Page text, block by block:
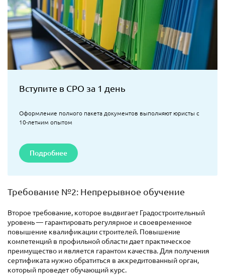
Вступите в СРО за 1 день
Оформление полного пакета документов выполняют юристы с
10-летним опытом
Подробнее
Требование №2: Непрерывное обучение
Второе требование, которое выдвигает Градостроительный
уровень — гарантировать регулярное и своевременное
повышение квалификации строителей. Повышение
компетенций в профильной области дает практическое
преимущество и является гарантом качества. Для получения
сертификата нужно обратиться в аккредитованный орган,
который проведет обучающий курс.